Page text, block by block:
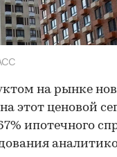
на рынке
этот ценовой
ипотечного